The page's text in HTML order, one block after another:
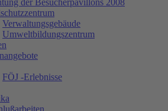
der Besucherpavillons 2008
Verwaltungsgebäude
Umweltbildungszentrum
FÖJ -Erlebnisse